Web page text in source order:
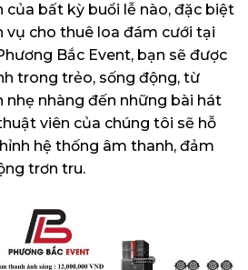
của bất kỳ buổi lễ nào, đặc biệt
vụ cho thuê loa đám cưới tại
Bắc Event, bạn sẽ được
trong trẻo, sống động, từ
nhẹ nhàng đến những bài hát
viên của chúng tôi sẽ hỗ
hệ thống âm thanh, đảm
trơn tru.